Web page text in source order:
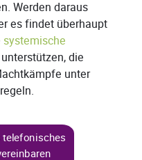
Werden daraus
es findet überhaupt
systemische
die
unter